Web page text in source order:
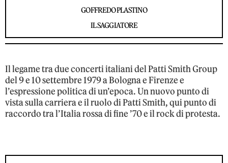
GOFFREDO PLASTINO
IL SAGGIATORE
Il legame tra due concerti italiani del Patti Smith Group
del 9 e 10 settembre 1979 a Bologna e Firenze e
l’espressione politica di un’epoca. Un nuovo punto di
vista sulla carriera e il ruolo di Patti Smith, qui punto di
raccordo tra l’Italia rossa di fine ’70 e il rock di protesta.